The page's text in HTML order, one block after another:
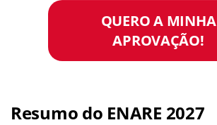
QUERO A MINHA
APROVAÇÃO!
Resumo do ENARE 2027